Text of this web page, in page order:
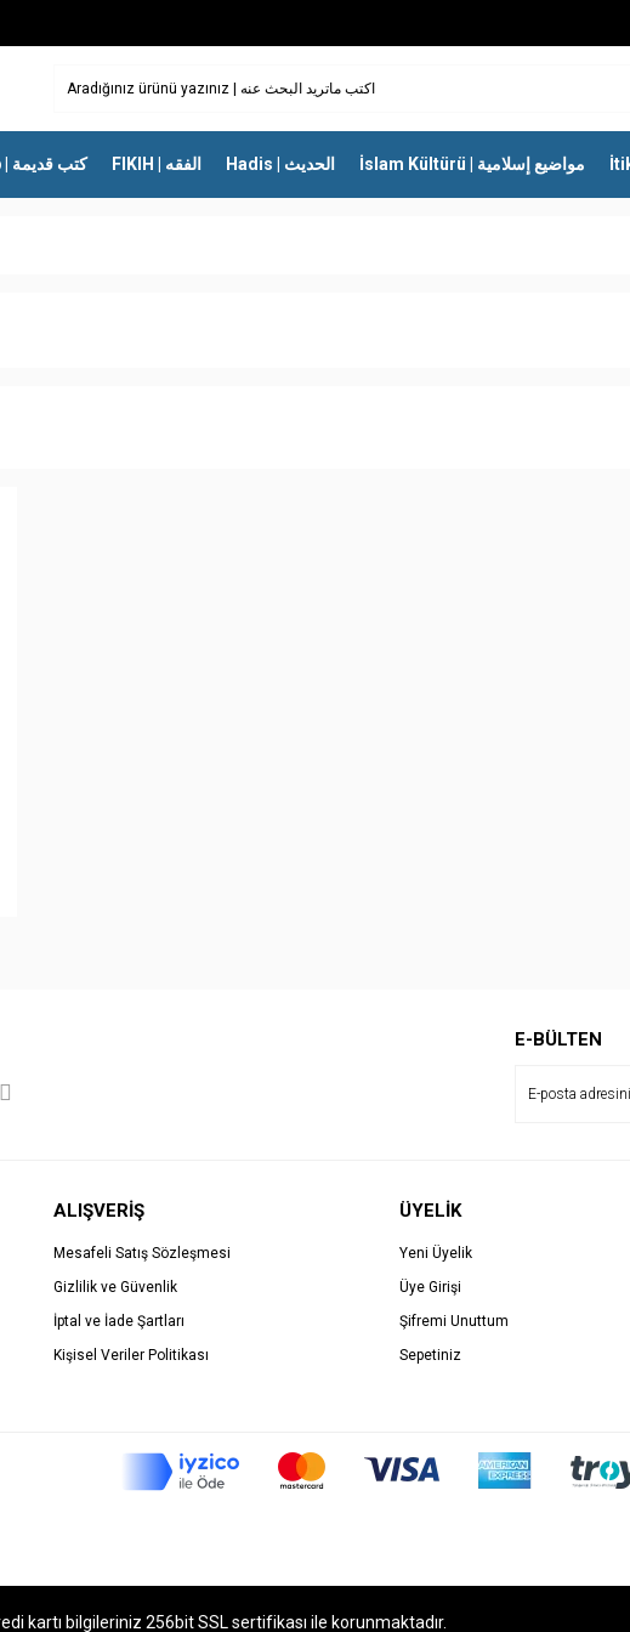
Eski Kitap | كتب قديمة FIKIH | الفقه Hadis | الحديث İslam Kültürü | مواضيع إسلامية
E-BÜLTEN
ALIŞVERİŞ
Mesafeli Satış Sözleşmesi
Gizlilik ve Güvenlik
İptal ve İade Şartları
Kişisel Veriler Politikası
ÜYELİK
Yeni Üyelik
Üye Girişi
Şifremi Unuttum
Sepetiniz
kartı bilgileriniz 256bit SSL sertifikası ile korunmaktadır.